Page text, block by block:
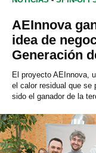
AEInnova
idea de
Generación
El proyecto AEInnova,
el calor residual que se
sido el ganador de la